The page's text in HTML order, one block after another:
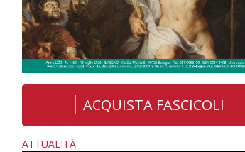
ACQUISTA FASCICOLI
ATTUALITÀ